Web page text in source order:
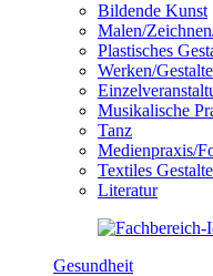
Bildende Kunst
Malen/
Plastisches
Werken/
Musikalische
Tanz
Medienpraxis/
Textiles
Literatur
Gesundheit